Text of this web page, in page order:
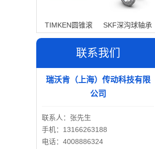
TIMKEN圆锥滚
子轴承
SKF深沟球轴承
联系我们
瑞沃肯（上海）传动科技有限
公司
联系人：张先生
手机：13166263188
电话：4008886324